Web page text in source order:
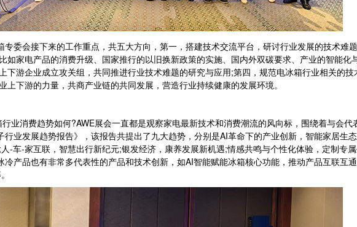
会接下来的工作重点，共五大方向，第一，搭建技术交流平台，研讨行业发展的技术难
如家电产品的消费升级、国家推行的以旧换新政策的实施、国内外双碳要求、产业的智能
下游企业成立攻关组，共同推进行业技术难题的研究与应用;第四，规范电冰箱行业相关的
下游的力量，共商产业链的共同发展，营造行业持续健康的发展环境。
消费趋势如何?AWE展会一直都是观察家电最新技术和消费潮流的风向标，围绕着与会
业发展趋势报告》，该报告共提出了九大趋势，分别是AI革命下的产业创新，智能家居生
-车-家互联，智慧出行新纪元;银发经济，康养发展新机遇;情感共鸣与个性化体验，定制专
产品也有非常多代表性的产品和技术创新，如AI智能赋能冰箱核心功能，推动产品互联互